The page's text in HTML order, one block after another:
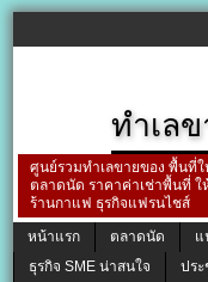
ทำเล
ศูนย์รวมทำเลขายของ พื้นที่
ตลาดนัด ราคาค่าเช่าพื้นที่ ใ
ร้านกาแฟ ธุรกิจแฟรนไชส์
หน้าแรก
ตลาดนัด แ
ธุรกิจ SME น่าสนใจ
ปร